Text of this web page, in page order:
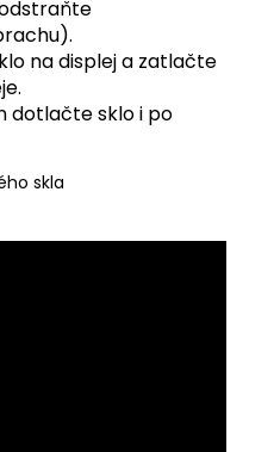
na displej a zatlačte
dotlačte sklo i po